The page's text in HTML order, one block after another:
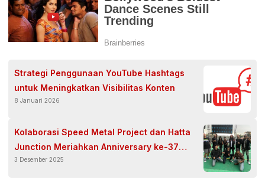
Strategi Penggunaan YouTube Hashtags
untuk Meningkatkan Visibilitas Konten
8 Januari 2026
Kolaborasi Speed Metal Project dan Hatta
Junction Meriahkan Anniversary ke-37
Bikers Brotherhood MC Indonesia di
3 Desember 2025